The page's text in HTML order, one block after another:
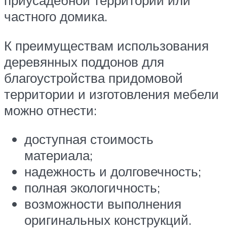
частного домика.
К преимуществам использования
деревянных поддонов для
благоустройства придомовой
территории и изготовления мебели
можно отнести:
доступная стоимость
материала;
надежность и долговечность;
полная экологичность;
возможности выполнения
оригинальных конструкций.